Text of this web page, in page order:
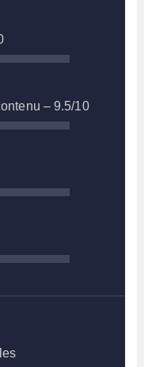
–9.5/10